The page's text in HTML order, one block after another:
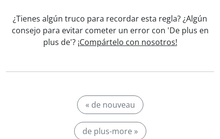
¿Tienes algún truco para recordar esta regla? ¿Algún
consejo para evitar cometer un error con 'De plus en
plus de'? ¡Compártelo con nosotros!
« de nouveau
de plus-more »